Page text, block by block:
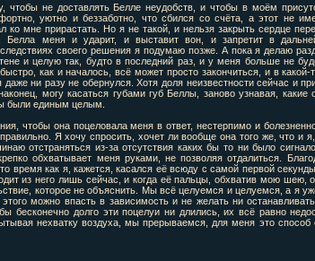
чтобы не доставлять Белле неудобств, и чтобы в моём
уютно и беззаботно, что сбился со счёта, а этот не
ко мне прирастать. Но я не такой, и нельзя закрыть сердце
Белла меня и ударит, и выставит вон, и запретит в
своего решения я подумаю позже. А пока я делаю
и целую так, будто в последний раз, и у меня больше не
как и началось, всё может просто закончиться, и в
ни разу не обернулся. Хотя доля неизвестности сейчас и
могу касаться губами губ Беллы, заново узнавая, какие
были единым целым.
чтобы она поцеловала меня в ответ, нестерпимо и
Я хочу спросить, хочет ли вообще она того же, что и
отстраняться из-за отсутствия каких бы то ни было
обхватывает меня руками, не позволяя отдалиться.
время как я, кажется, касался её всюду с самой первой
из него лишь сейчас, и когда её пальцы, обхватив мою шею,
которое не объяснить. Мы всё целуемся и целуемся, а я
можно впасть в зависимость и не желать ни
бесконечно долго эти поцелуи ни длились, их всё равно
нехватку воздуха, мы прерываемся, для меня это способ